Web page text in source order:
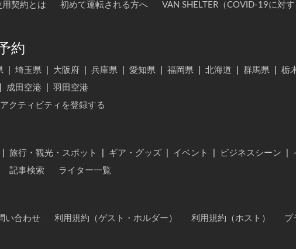
用契約とは 初めて運転される方へ VAN SHELTER（COVID-19に対す
約
埼玉県 大阪府 兵庫県 愛知県 福岡県 北海道 群馬県 栃
成田空港
羽田空港
クティビティを登録する
旅行・観光・スポット ギア・グッズ イベント ビジネスシーン
記事検索 ライター一覧
い合わせ 利用規約（ゲスト・ホルダー） 利用規約（ホスト）
プ